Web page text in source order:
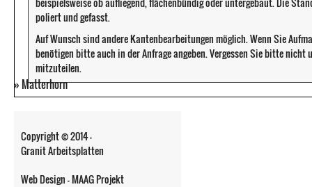
poliert und gefasst.
Auf Wunsch sind andere Kantenbearbeitungen möglich. Wenn Sie
benötigen bitte auch in der Anfrage angeben. Vergessen Sie bitte
mitzuteilen.
» Matterhorn
Copyright © 2014 -
Granit Arbeitsplatten
Web Design - MAAG Projekt